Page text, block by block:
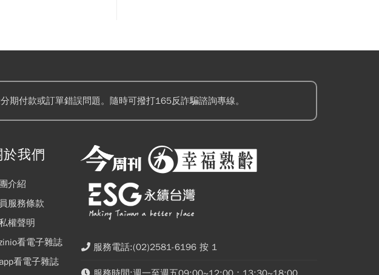
期付款或訂單錯誤問題。隨時可撥打165反詐騙諮詢專線。
於我們
介紹
服務條款
權聲明
看電子雜誌
看電子雜誌
服務電話:(02)2581-6196 按 1